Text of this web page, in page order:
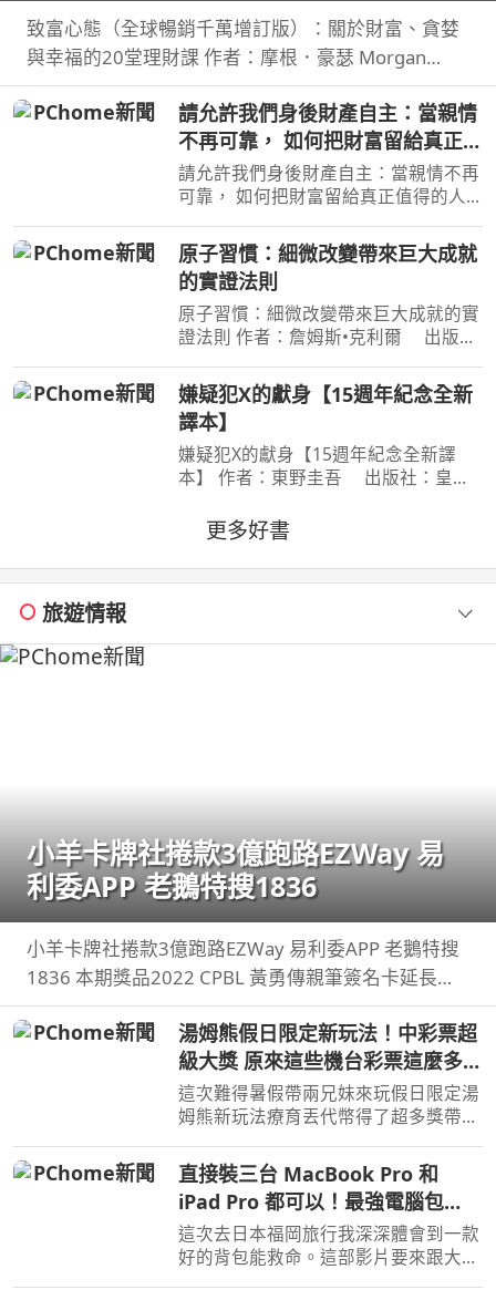
致富心態（全球暢銷千萬增訂版）：關於財富、貪婪
與幸福的20堂理財課 作者：摩根．豪瑟 Morgan
Housel 周玉文 林俊宏 出版社：天下文化出版社
出版日期：2026-02-02 00:00:00 特別收錄２篇彩蛋
請允許我們身後財產自主：當親情
不再可靠， 如何把財富留給真正值
得的人
請允許我們身後財產自主：當親情不再
可靠， 如何把財富留給真正值得的人
出版日期：2026-07-02 00:00:00 當人
心失去分寸，再高明的遺囑規劃也可能
成為空談當人性貪婪暴
原子習慣：細微改變帶來巨大成就
的實證法則
原子習慣：細微改變帶來巨大成就的實
證法則 作者：詹姆斯•克利爾 出版
00:00:00 每天都進步1%，一年後，你
會進步37倍；每天都退步1%，一年
後，你會弱化到趨近於0！你的
嫌疑犯X的獻身【15週年紀念全新
譯本】
嫌疑犯X的獻身【15週年紀念全新譯
本】 作者：東野圭吾 出版社：皇冠
00:00:00 有一種愛情，永遠不會說出
「我愛妳」， 卻比任何關係都更刻骨
銘心…… 東野圭吾：在本格推理的
更多好書
旅遊情報
小羊卡牌社捲款3億跑路EZWay 易
利委APP 老鵝特搜1836
小羊卡牌社捲款3億跑路EZWay 易利委APP 老鵝特搜
1836 本期獎品2022 CPBL 黃勇傳親筆簽名卡延長至8
月14日 ...
湯姆熊假日限定新玩法！中彩票超
級大獎 原來這些機台彩票這麼多！
【Bobo TV】
這次難得暑假帶兩兄妹來玩假日限定湯
姆熊新玩法療育丟代幣得了超多獎帶兩
我們的蹦蹦 ...
直接裝三台 MacBook Pro 和
iPad Pro 都可以！最強電腦包
STM DUX 開箱！還可以當爸爸媽
媽包使用裝尿布
這次去日本福岡旅行我深深體會到一款
好的背包能救命。這部影片要來跟大家